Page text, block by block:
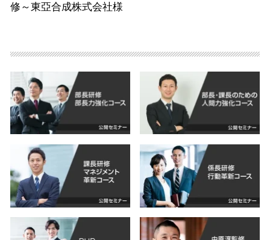
修～東亞合成株式会社様